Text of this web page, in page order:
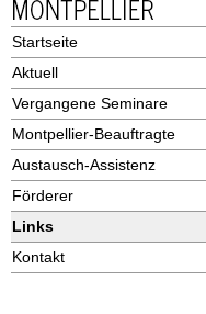
Startseite
Aktuell
Vergangene Seminare
Montpellier-Beauftragte
Austausch-Assistenz
Förderer
Links
Kontakt